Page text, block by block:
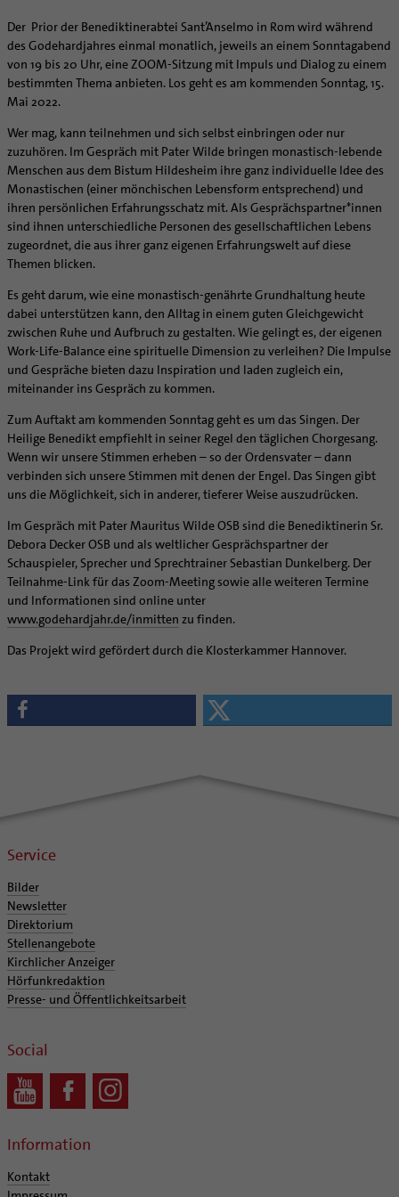
Ehe - Familie - Geschlechtergerechtigkeit
Kategoriale und Diakonale Seelsorge
Notfall
Gefängnisseelsorge
Segensorte
Veranstaltungen
Supervision
Coaching
Aufbrüche in der Kirche
Ehrenamtliche
KirchenZeitung online
Verwaltungsbeauftragte / Verwaltungsleitungen in
Pfarrgemeinden
Der Prior der Benediktinerabtei Sant’Anselmo in Rom wird während
des Godehardjahres einmal monatlich, jeweils an einem Sonntagabend
von 19 bis 20 Uhr, eine ZOOM-Sitzung mit Impuls und Dialog zu einem
bestimmten Thema anbieten. Los geht es am kommenden Sonntag, 15.
Mai 2022.
Wer mag, kann teilnehmen und sich selbst einbringen oder nur
zuzuhören. Im Gespräch mit Pater Wilde bringen monastisch-lebende
Menschen aus dem Bistum Hildesheim ihre ganz individuelle Idee des
Monastischen (einer mönchischen Lebensform entsprechend) und
ihren persönlichen Erfahrungsschatz mit. Als Gesprächspartner*innen
sind ihnen unterschiedliche Personen des gesellschaftlichen Lebens
zugeordnet, die aus ihrer ganz eigenen Erfahrungswelt auf diese
Themen blicken.
Es geht darum, wie eine monastisch-genährte Grundhaltung heute
dabei unterstützen kann, den Alltag in einem guten Gleichgewicht
zwischen Ruhe und Aufbruch zu gestalten. Wie gelingt es, der eigenen
Work-Life-Balance eine spirituelle Dimension zu verleihen? Die Impulse
und Gespräche bieten dazu Inspiration und laden zugleich ein,
miteinander ins Gespräch zu kommen.
Zum Auftakt am kommenden Sonntag geht es um das Singen. Der
Heilige Benedikt empfiehlt in seiner Regel den täglichen Chorgesang.
Wenn wir unsere Stimmen erheben – so der Ordensvater – dann
verbinden sich unsere Stimmen mit denen der Engel. Das Singen gibt
uns die Möglichkeit, sich in anderer, tieferer Weise auszudrücken.
Im Gespräch mit Pater Mauritus Wilde OSB sind die Benediktinerin Sr.
Debora Decker OSB und als weltlicher Gesprächspartner der
Schauspieler, Sprecher und Sprechtrainer Sebastian Dunkelberg. Der
Teilnahme-Link für das Zoom-Meeting sowie alle weiteren Termine
und Informationen sind online unter
www.godehardjahr.de/inmitten zu finden.
Das Projekt wird gefördert durch die Klosterkammer Hannover.
Service
Bilder
Newsletter
Direktorium
Stellenangebote
Kirchlicher Anzeiger
Hörfunkredaktion
Presse- und Öffentlichkeitsarbeit
Social
Information
Kontakt